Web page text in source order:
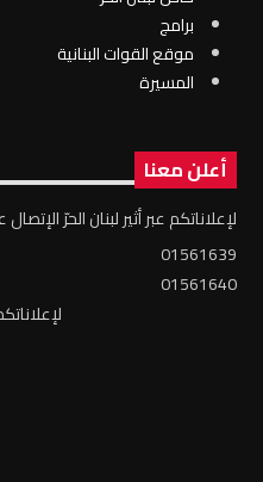
برامج
موقع القوات البنانية
المسيرة
أعلن معنا
لإعلاناتكم عبر أثير لبنان الحرّ
01561639
01561640